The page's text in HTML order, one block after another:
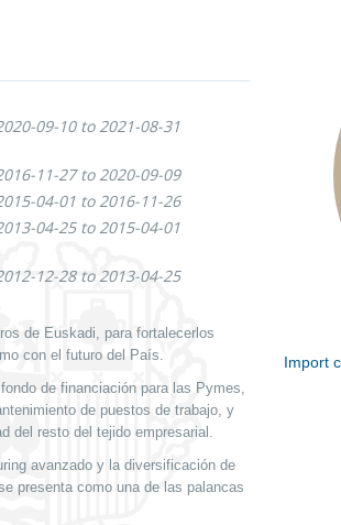
09-10 to 2021-08-31
11-27 to 2020-09-09
04-01 to 2016-11-26
04-25 to 2015-04-01
12-28 to 2013-04-25
de Euskadi, para fortalecerlos
con el futuro del País.
de financiación para las Pymes,
de puestos de trabajo, y
del resto del tejido empresarial.
avanzado y la diversificación de
presenta como una de las palancas
Import